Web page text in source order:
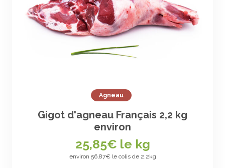
Agneau
Gigot d'agneau Français 2,2 kg
environ
25,85€ le kg
environ 56,87€ le colis de 2.2kg